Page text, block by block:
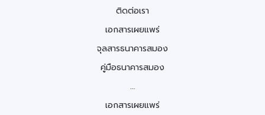
ติดต่อเรา
เอกสารเผยแพร่
จุลสารธนาคารสมอง
คู่มือธนาคารสมอง
…
เอกสารเผยแพร่